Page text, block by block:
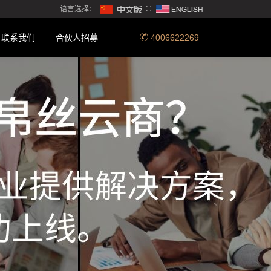
语言选择： ∷
联系我们 合伙人招募 4006622269